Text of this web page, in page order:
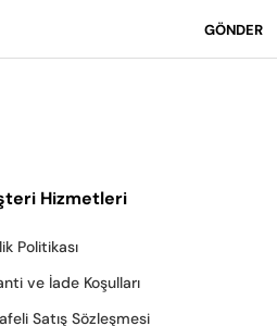
GÖNDER
Hizmetleri
Politikası
ve İade Koşulları
Satış Sözleşmesi